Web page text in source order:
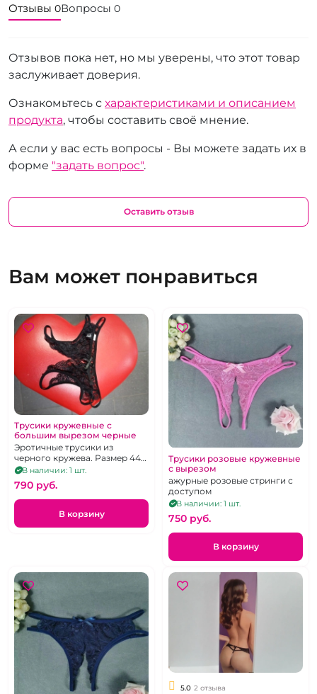
Отзывы 0Вопросы 0
Отзывов пока нет, но мы уверены, что этот товар
заслуживает доверия.
Ознакомьтесь с характеристиками и описанием
продукта, чтобы составить своё мнение.
А если у вас есть вопросы - Вы можете задать их в
форме "задать вопрос".
Оставить отзыв
Вам может понравиться
Трусики кружевные с
большим вырезом черные
Эротичные трусики из
черного кружева. Размер 44-
46В наличии: 1 шт.
790 pуб.
В корзину
Трусики розовые кружевные
с вырезом
ажурные розовые стринги с
доступом
В наличии: 1 шт.
750 pуб.
В корзину
5.0 2 отзыва